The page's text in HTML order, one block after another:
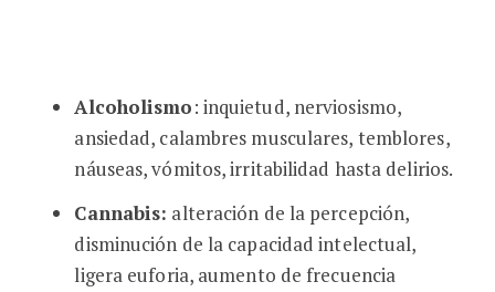
Alcoholismo: inquietud, nerviosismo,
ansiedad, calambres musculares, temblores,
náuseas, vómitos, irritabilidad hasta delirios.
Cannabis: alteración de la percepción,
disminución de la capacidad intelectual,
ligera euforia, aumento de frecuencia